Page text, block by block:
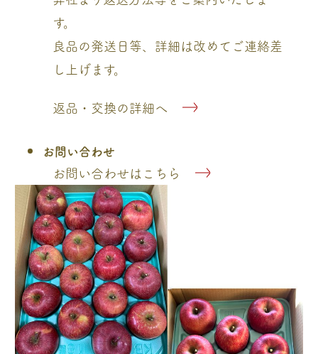
す。
良品の発送日等、詳細は改めてご連絡差
し上げます。
返品・交換の詳細へ
お問い合わせ
お問い合わせはこちら